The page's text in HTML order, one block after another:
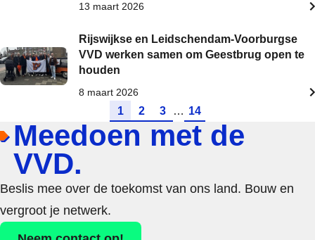
13 maart 2026
Rijswijkse en Leidschendam-Voorburgse
VVD werken samen om Geestbrug open te
houden
8 maart 2026
Ga naar pagina
1 Ga naar pagina
2 Ga naar pagina
3 … Ga naar pagina
14
Meedoen met de
VVD.
Beslis mee over de toekomst van ons land. Bouw en
vergroot je netwerk.